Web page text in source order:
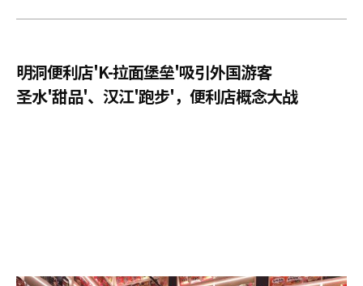
章 小
明洞便利店'K-拉面堡垒'吸引外国游客
圣水'甜品'、汉江'跑步'，便利店概念大战